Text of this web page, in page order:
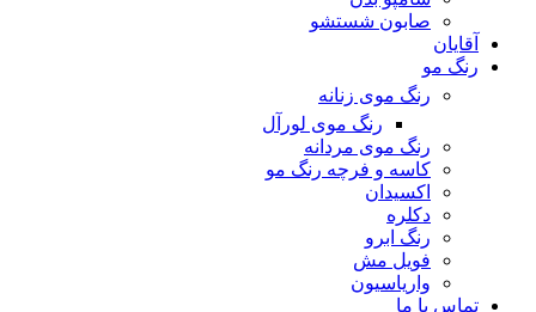
صابون شستشو
آقایان
رنگ مو
رنگ موی زنانه
رنگ موی لورآل
رنگ موی مردانه
کاسه و فرچه رنگ مو
اکسیدان
دکلره
رنگ ابرو
فویل مش
واریاسیون
تماس با ما